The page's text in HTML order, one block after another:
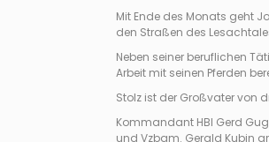
Mit Ende des Monats geht
den Straßen des
Neben seiner beruflichen
Arbeit mit seinen Pferden
Stolz ist der Großvater von
Kommandant HBI Gerd
und Vzbgm. Gerald Kubin